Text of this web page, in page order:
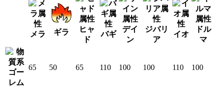
メラ ギラ
ヒャ
ド
バギ
デイ
ン
ジバリ
ア
イオ
ドル
マ
ゴー
レム
65 50 65 110 100 100 110 100